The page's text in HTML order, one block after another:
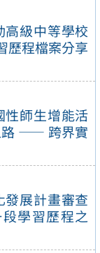
級中等學校
歷程檔案分享
性師生增能活
路 —— 跨界實
展計畫審查
學習歷程之